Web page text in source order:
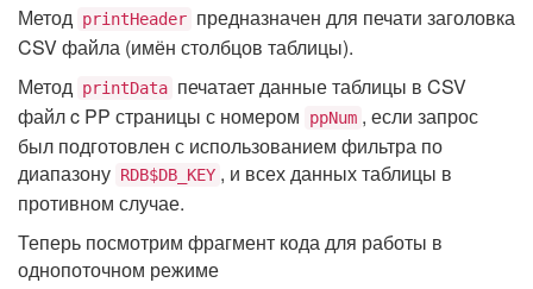
Метод printHeader предназначен для печати заголовка
CSV файла (имён столбцов таблицы).
Метод printData печатает данные таблицы в CSV
файл c PP страницы с номером
ppNum , если запрос
был подготовлен с использованием фильтра по
диапазону RDB$DB_KEY , и всех данных таблицы в
противном случае.
Теперь посмотрим фрагмент кода для работы в
однопоточном режиме